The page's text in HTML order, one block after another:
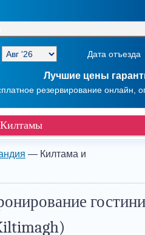
Дата отъезда
Лучшие цены
резервирование онлайн,
Килтамы
— Килтама и